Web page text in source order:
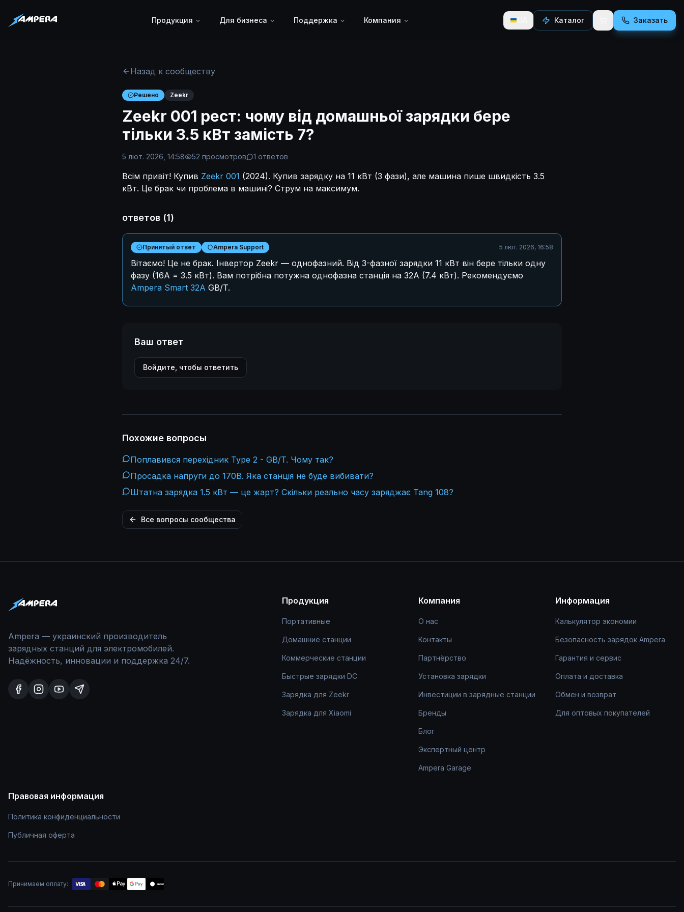
Продукция Для бизнеса Поддержка Компания Каталог Заказать
Назад к сообществу
Решено Zeekr
Zeekr 001 рест: чому від домашньої зарядки бере
тільки 3.5 кВт замість 7?
5 лют. 2026, 14:58 52 просмотров 1 ответов
Всім привіт! Купив Zeekr 001 (2024). Купив зарядку на 11 кВт (3 фази), але машина пише швидкість 3.5
кВт. Це брак чи проблема в машині? Струм на максимум.
ответов (1)
Принятый ответ Ampera Support 5 лют. 2026, 16:58
Вітаємо! Це не брак. Інвертор Zeekr — однофазний. Від 3-фазної зарядки 11 кВт він бере тільки одну
фазу (16А = 3.5 кВт). Вам потрібна потужна однофазна станція на 32А (7.4 кВт). Рекомендуємо
Ampera Smart 32A GB/T.
Ваш ответ
Войдите, чтобы ответить
Похожие вопросы
Поплавився перехідник Type 2 - GB/T. Чому так?
Просадка напруги до 170В. Яка станція не буде вибивати?
Штатна зарядка 1.5 кВт — це жарт? Скільки реально часу заряджає Tang 108?
Все вопросы сообщества
Ampera — украинский производитель
зарядных станций для электромобилей.
Надёжность, инновации и поддержка 24/7.
Продукция
Портативные
Домашние станции
Коммерческие станции
Быстрые зарядки DC
Зарядка для Zeekr
Зарядка для Xiaomi
Компания
О нас
Контакты
Партнёрство
Установка зарядки
Инвестиции в зарядные станции
Бренды
Блог
Экспертный центр
Ampera Garage
Информация
Калькулятор экономии
Безопасность зарядок Ampera
Гарантия и сервис
Оплата и доставка
Обмен и возврат
Для оптовых покупателей
Правовая информация
Политика конфиденциальности
Публичная оферта
Принимаем оплату: mono